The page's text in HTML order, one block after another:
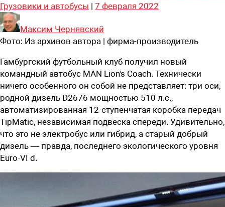
Грузовики и автобусы | 7 февраля 2022
Максим Чернявский
Фото: Из архивов автора | фирма-производитель
Гамбургский футбольный клуб получил новый
командный автобус MAN Lion's Coach. Технически
ничего особенного он собой не представляет: три оси,
родной дизель D2676 мощностью 510 л.с.,
автоматизированная 12-ступенчатая коробка передач
TipMatic, независимая подвеска спереди. Удивительно,
что это не электробус или гибрид, а старый добрый
дизель — правда, последнего экологического уровня
Euro-VI d.